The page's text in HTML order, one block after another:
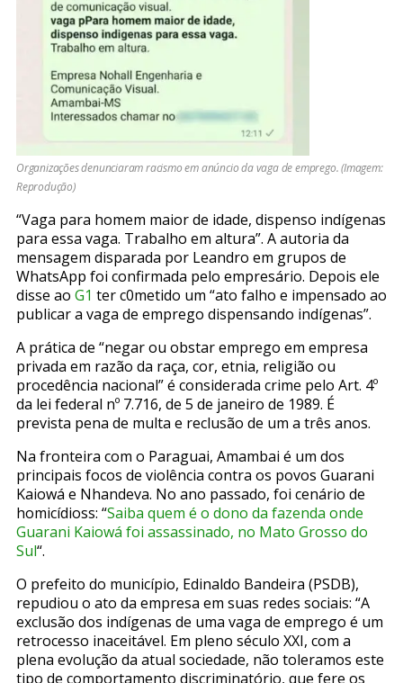
Organizações denunciaram racismo em anúncio da vaga de emprego. (Imagem:
Reprodução)
“Vaga para homem maior de idade, dispenso indígenas
para essa vaga. Trabalho em altura”. A autoria da
mensagem disparada por Leandro em grupos de
WhatsApp foi confirmada pelo empresário. Depois ele
disse ao G1 ter c0metido um “ato falho e impensado ao
publicar a vaga de emprego dispensando indígenas”.
A prática de “negar ou obstar emprego em empresa
privada em razão da raça, cor, etnia, religião ou
procedência nacional” é considerada crime pelo Art. 4º
da lei federal nº 7.716, de 5 de janeiro de 1989. É
prevista pena de multa e reclusão de um a três anos.
Na fronteira com o Paraguai, Amambai é um dos
principais focos de violência contra os povos Guarani
Kaiowá e Nhandeva. No ano passado, foi cenário de
homicídioss: “Saiba quem é o dono da fazenda onde
Guarani Kaiowá foi assassinado, no Mato Grosso do
Sul“.
O prefeito do município, Edinaldo Bandeira (PSDB),
repudiou o ato da empresa em suas redes sociais: “A
exclusão dos indígenas de uma vaga de emprego é um
retrocesso inaceitável. Em pleno século XXI, com a
plena evolução da atual sociedade, não toleramos este
tipo de comportamento discriminatório, que fere os